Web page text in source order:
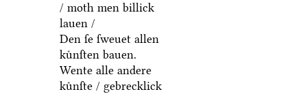
/ moth men billick
lauen /
Den ſe ſweuet allen
kuͤnſten bauen.
Wente alle andere
kuͤnſte / gebrecklick